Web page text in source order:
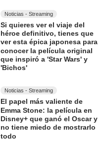
Noticias - Streaming
Si quieres ver el viaje del
héroe definitivo, tienes que
ver esta épica japonesa para
conocer la película original
que inspiró a 'Star Wars' y
'Bichos'
Noticias - Streaming
El papel más valiente de
Emma Stone: la película en
Disney+ que ganó el Oscar y
no tiene miedo de mostrarlo
todo